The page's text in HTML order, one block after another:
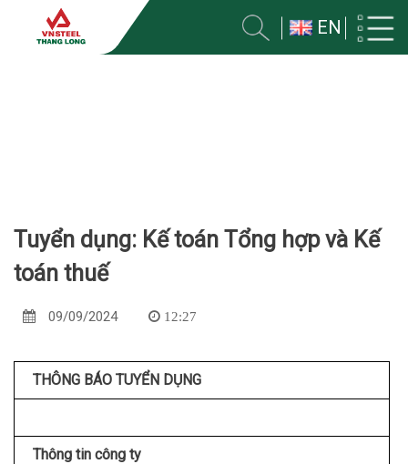
EN
Tuyển dụng: Kế toán Tổng hợp và Kế
toán thuế
09/09/2024 12:27
THÔNG BÁO TUYỂN DỤNG
Thông tin công ty